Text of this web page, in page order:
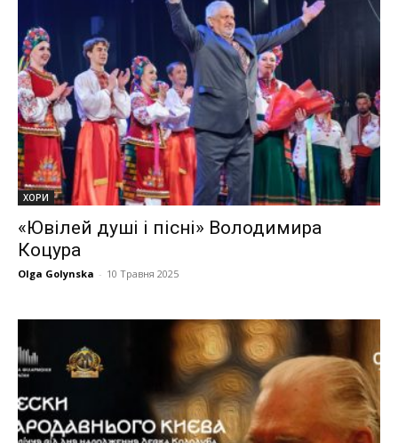
ХОРИ
«Ювілей душі і пісні» Володимира
Коцура
Olga Golynska - 10 Травня 2025